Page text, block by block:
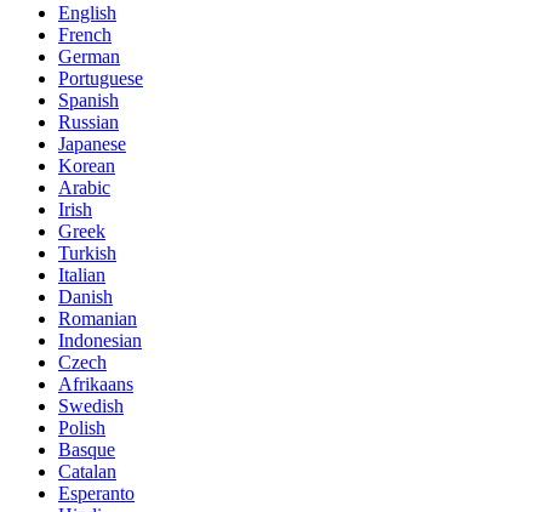
English
French
German
Portuguese
Spanish
Russian
Japanese
Korean
Arabic
Irish
Greek
Turkish
Italian
Danish
Romanian
Indonesian
Czech
Afrikaans
Swedish
Polish
Basque
Catalan
Esperanto